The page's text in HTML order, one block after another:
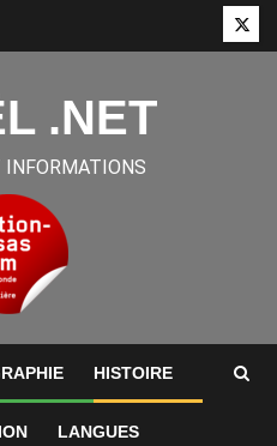
.NET
HISTOIRE
LANGUES